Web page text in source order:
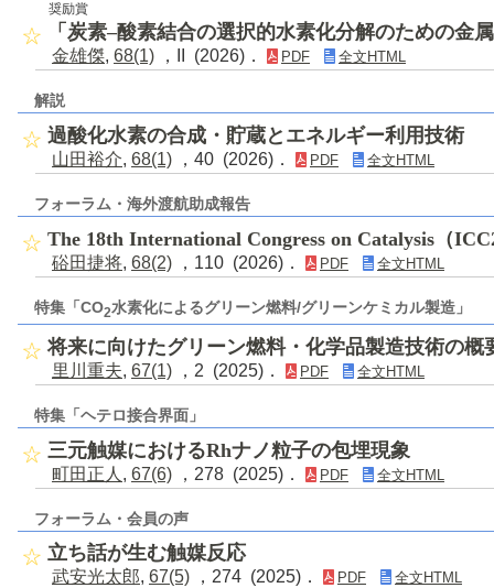
奨励賞
「炭素–酸素結合の選択的水素化分解のための金
金雄傑, 68(1) ，II (2026)． PDF 全文HTML
解説
過酸化水素の合成・貯蔵とエネルギー利用技術
山田裕介, 68(1) ，40 (2026)． PDF 全文HTML
フォーラム・海外渡航助成報告
The 18th International Congress on Catalysis（
硲田捷将, 68(2) ，110 (2026)． PDF 全文HTML
特集「CO2水素化によるグリーン燃料/グリーンケミカル製造」
将来に向けたグリーン燃料・化学品製造技術の概
里川重夫, 67(1) ，2 (2025)． PDF 全文HTML
特集「ヘテロ接合界面」
三元触媒におけるRhナノ粒子の包埋現象
町田正人 , 67(6) ，278 (2025)． PDF 全文HTML
フォーラム・会員の声
立ち話が生む触媒反応
武安光太郎, 67(5) ，274 (2025)． PDF 全文HTML